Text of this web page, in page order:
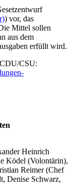
) vor, das
Mittel sollen
aus dem
erfüllt wird.
CSU:
Heinrich
Ködel (Volontärin),
Reimer (Chef
Denise Schwarz,